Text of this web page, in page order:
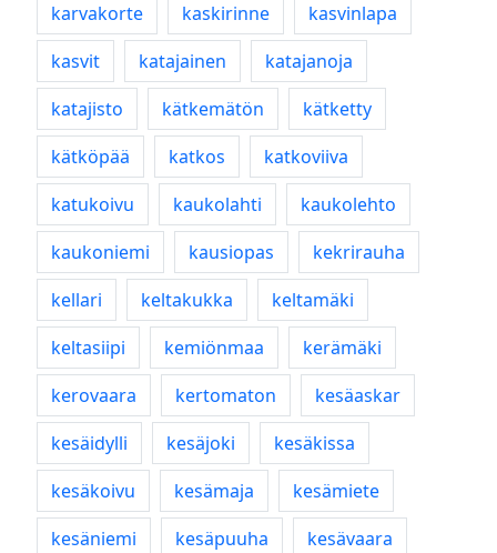
karvakorte
kaskirinne
kasvinlapa
kasvit
katajainen
katajanoja
katajisto
kätkemätön
kätketty
kätköpää
katkos
katkoviiva
katukoivu
kaukolahti
kaukolehto
kaukoniemi
kausiopas
kekrirauha
kellari
keltakukka
keltamäki
keltasiipi
kemiönmaa
kerämäki
kerovaara
kertomaton
kesäaskar
kesäidylli
kesäjoki
kesäkissa
kesäkoivu
kesämaja
kesämiete
kesäniemi
kesäpuuha
kesävaara